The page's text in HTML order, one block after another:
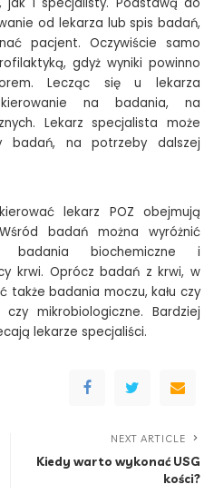
od lekarza lub spis badań,
pacjent. Oczywiście samo
gdyż wyniki powinno
Lecząc się u lekarza
na badania, na
Lekarz specjalista może
badań, na potrzeby dalszej
lekarz POZ obejmują
badań można wyróżnić
badania biochemiczne i
krwi. Oprócz badań z krwi, w
także badania moczu, kału czy
mikrobiologiczne. Bardziej
lekarze specjaliści.
NEXT ARTICLE
Kiedy warto wykonać USG
kości?